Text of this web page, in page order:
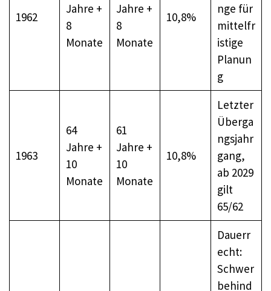
1962
Jahre +
8
Monate
Jahre +
8
Monate
10,8%
nge für
mittelfr
istige
Planun
g
1963
64
Jahre +
10
Monate
61
Jahre +
10
Monate
10,8%
Letzter
Überga
ngsjahr
gang,
ab 2029
gilt
65/62
Dauerr
echt:
Schwer
behind